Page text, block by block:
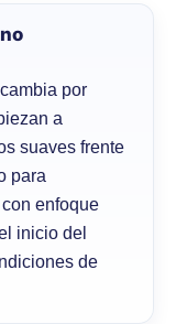
por
a
suaves frente
para
enfoque
inicio del
de